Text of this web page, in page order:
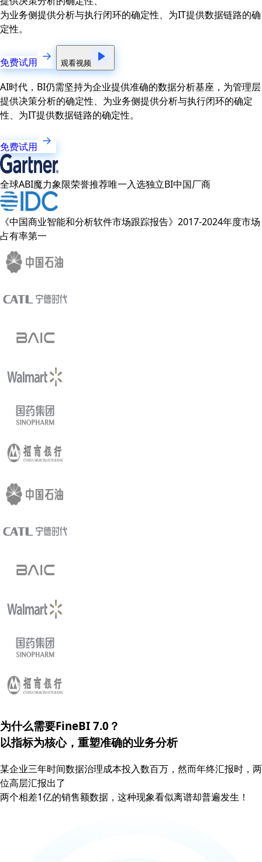
为业务侧提供分析与执行闭环的确定性、为IT提供数据链路的确
定性。
免费试用 观看视频
AI时代，BI仍需坚持为企业提供准确的数据分析基座，为管理层
提供决策分析的确定性、为业务侧提供分析与执行闭环的确定
性、为IT提供数据链路的确定性。
免费试用
全球ABI魔力象限荣誉推荐唯一入选独立BI中国厂商
《中国商业智能和分析软件市场跟踪报告》2017-2024年度市场
占有率第一
为什么需要FineBI 7.0？
以指标为核心，重塑准确的业务分析
某企业三年时间数据治理成本投入数百万，然而年终汇报时，两
位高层汇报出了
两个相差1亿的销售额数据，这种现象看似离谱却普遍发生！